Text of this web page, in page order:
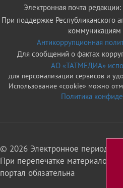
Электронная почта редакции:
При поддержке Республиканского
коммуникациям
Антикоррупционная
Для сообщений о фактах
АО «ТАТМЕДИА»
для персонализации сервисов и
Использование «cookie» можно
Политика
© 2026 Электронное
При перепечатке материалов
портал обязательна